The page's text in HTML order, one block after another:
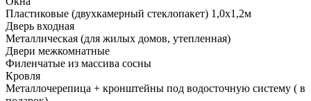
Пластиковые (двухкамерный стеклопакет) 1,0х1,2м
Дверь входная
Металлическая (для жилых домов, утепленная)
Двери межкомнатные
Филенчатые из массива сосны
Кровля
Металлочерепица + кронштейны под водосточную систему ( в